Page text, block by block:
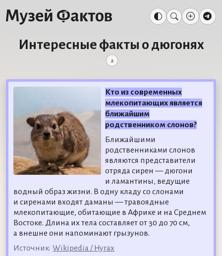
Интересные факты о дюгонях
2
Кто из современных
млекопитающих является
ближайшим
родственником слонов?
Ближайшими
родственниками слонов
являются представители
отряда сирен — дюгони
и ламантины, ведущие
водный образ жизни. В одну кладу со слонами
и сиренами входят даманы — травоядные
млекопитающие, обитающие в Африке и на Среднем
Востоке. Длина их тела составляет от 30 до 70 см,
а внешне они напоминают грызунов.
Источник: Wikipedia / Hyrax